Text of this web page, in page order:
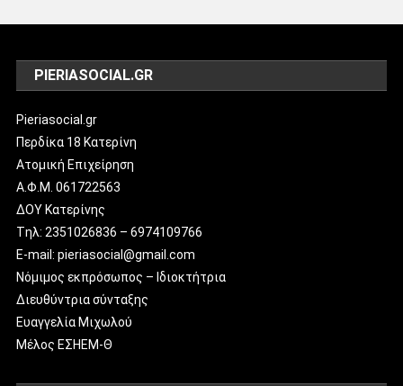
PIERIASOCIAL.GR
Pieriasocial.gr
Περδίκα 18 Κατερίνη
Ατομική Επιχείρηση
Α.Φ.Μ. 061722563
ΔΟΥ Κατερίνης
Tηλ: 2351026836 – 6974109766
E-mail: pieriasocial@gmail.com
Νόμιμος εκπρόσωπος – Ιδιοκτήτρια
Διευθύντρια σύνταξης
Ευαγγελία Μιχωλού
Μέλος ΕΣΗΕΜ-Θ